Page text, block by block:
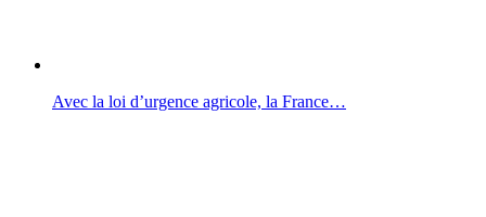
Avec la loi d’urgence agricole, la France…